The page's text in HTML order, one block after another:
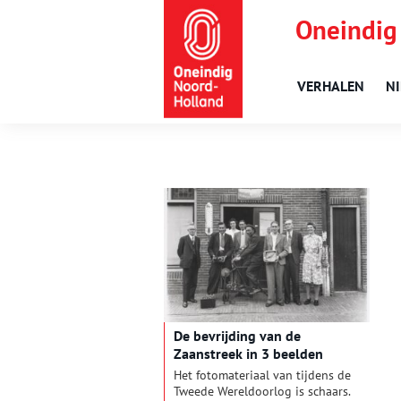
VERHALEN
De bevrijding van de
Zaanstreek in 3 beelden
Het fotomateriaal van tijdens de
Tweede Wereldoorlog is schaars.